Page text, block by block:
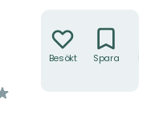
Besökt Spara